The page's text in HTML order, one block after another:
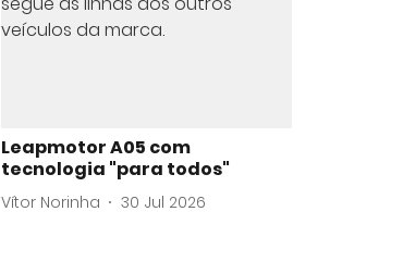
Leapmotor A05 com
tecnologia "para todos"
Vítor Norinha 30 Jul 2026